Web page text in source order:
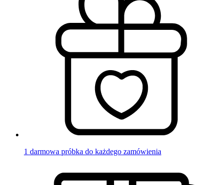
1 darmowa próbka do każdego zamówienia